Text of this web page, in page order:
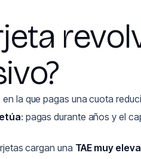
la que pagas una cuota
: pagas durante años y el
cargan una TAE muy